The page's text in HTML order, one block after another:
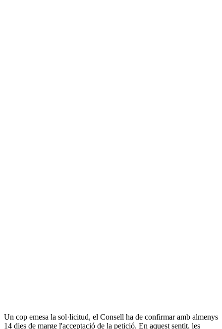
Un cop emesa la sol·licitud, el Consell ha de confirmar amb almenys
14 dies de marge l'acceptació de la petició. En aquest sentit, les